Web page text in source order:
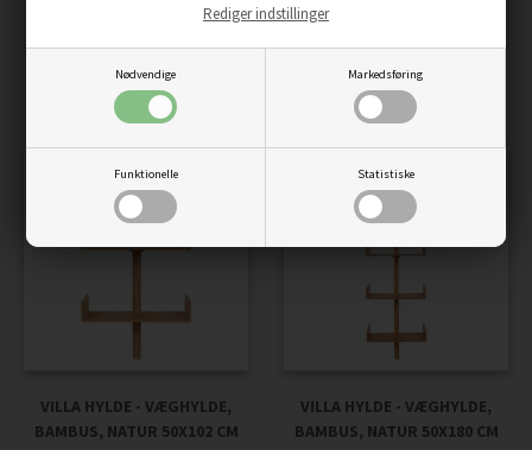
Nødvendige Markedsføring
Funktionelle Statistiske
Rediger indstillinger
ROTTERDAM RUND HYLDE -
510,00DKK
SINES VÆGHYLDE -
Pris270,00
VILLA HYLDE - VÆGHYLDE,
BAMBUS, NATUR 50X102 CM
VILLA HYLDE - VÆGHYLDE,
BAMBUS, NATUR 50X180 CM